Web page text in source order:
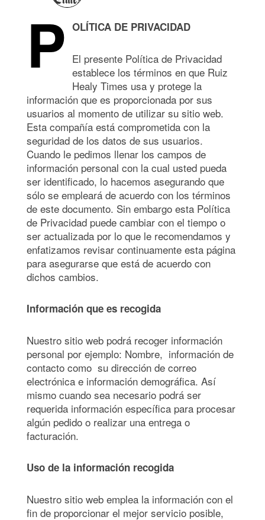
P OLÍTICA DE PRIVACIDAD
El presente Política de Privacidad
establece los términos en que Ruiz
Healy Times usa y protege la
información que es proporcionada por sus
usuarios al momento de utilizar su sitio web.
Esta compañía está comprometida con la
seguridad de los datos de sus usuarios.
Cuando le pedimos llenar los campos de
información personal con la cual usted pueda
ser identificado, lo hacemos asegurando que
sólo se empleará de acuerdo con los términos
de este documento. Sin embargo esta Política
de Privacidad puede cambiar con el tiempo o
ser actualizada por lo que le recomendamos y
enfatizamos revisar continuamente esta página
para asegurarse que está de acuerdo con
dichos cambios.
Información que es recogida
Nuestro sitio web podrá recoger información
personal por ejemplo: Nombre, información de
contacto como su dirección de correo
electrónica e información demográfica. Así
mismo cuando sea necesario podrá ser
requerida información específica para procesar
algún pedido o realizar una entrega o
facturación.
Uso de la información recogida
Nuestro sitio web emplea la información con el
fin de proporcionar el mejor servicio posible,